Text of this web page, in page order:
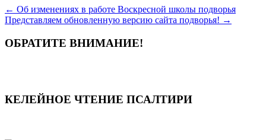
← Об изменениях в работе Воскресной школы подворья
Представляем обновленную версию сайта подворья! →
ОБРАТИТЕ ВНИМАНИЕ!
КЕЛЕЙНОЕ ЧТЕНИЕ ПСАЛТИРИ